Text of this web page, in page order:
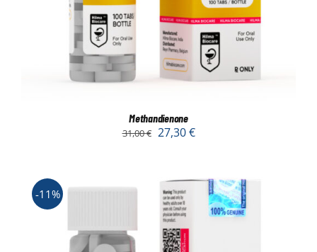
Methandienone
31,00€ 27,30€
-11%